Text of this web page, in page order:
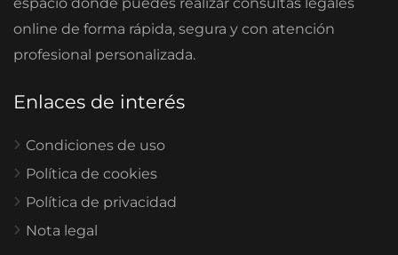
online de forma rápida, segura y con atención
profesional personalizada.
Enlaces de interés
Condiciones de uso
Política de cookies
Política de privacidad
Nota legal